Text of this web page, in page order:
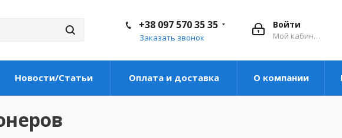
Войти
Мой кабинет
+38 097 570 35 35
Заказать звонок
Новости/Статьи Оплата и доставка О компании